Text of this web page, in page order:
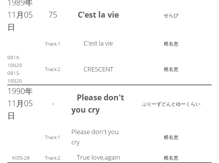
1989年
11月05
日
75 C'est la vie せらび
Track:1 C'est la vie 椎名恵
091X-
10020
091S-
10020
Track:2 CRESCENT 椎名恵
1990年
11月05
日
-
Please don't
you cry
ぷりーずどんとゆーくらい
Track:1
Please don't you
cry
椎名恵
KIDS-28 Track:2 True love,again 椎名恵